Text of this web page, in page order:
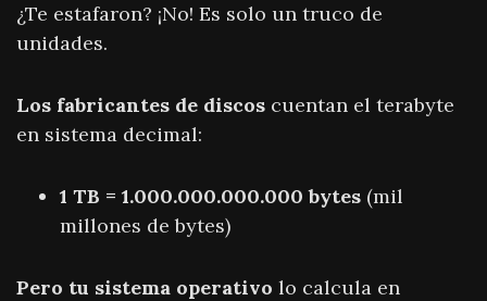
¿Te estafaron? ¡No! Es solo un truco de
unidades.
Los fabricantes de discos cuentan el terabyte
en sistema decimal:
1 TB = 1.000.000.000.000 bytes (mil
millones de bytes)
Pero tu sistema operativo lo calcula en